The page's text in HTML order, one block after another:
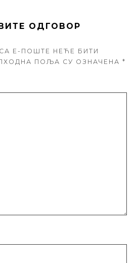
ОДГОВОР
Е-ПОШТЕ НЕЋЕ БИТИ
ПОЉА СУ ОЗНАЧЕНА *